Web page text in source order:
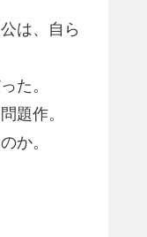
は、自ら
た。
題作。
か。